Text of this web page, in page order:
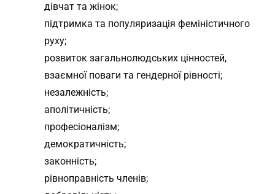
дівчат та жінок;
підтримка та популяризація феміністичного
руху;
розвиток загальнолюдських цінностей,
взаємної поваги та гендерної рівності;
незалежність;
аполітичність;
професіоналізм;
демократичність;
законність;
рівноправність членів;